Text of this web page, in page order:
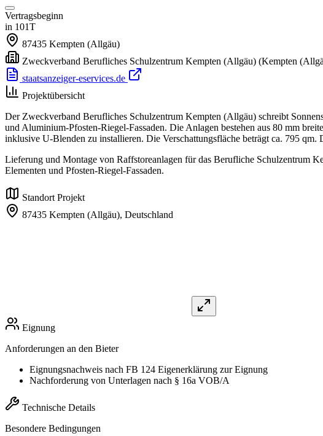
Vertragsbeginn
in 101T
87435 Kempten (Allgäu)
Zweckverband Berufliches Schulzentrum Kempten (Allgäu) (Kempten
staatsanzeiger-eservices.de
Projektübersicht
Der Zweckverband Berufliches Schulzentrum Kempten (Allgäu) schreibt
und Aluminium-Pfosten-Riegel-Fassaden. Die Anlagen bestehen aus 80 mm
inklusive U-Blenden zu installieren. Die Verschattungsfläche beträgt ca. 795
Lieferung und Montage von Raffstoreanlagen für das Berufliche Schulzentrum
Elementen und Pfosten-Riegel-Fassaden.
Standort Projekt
87435 Kempten (Allgäu), Deutschland
Eignung
Anforderungen an den Bieter
Eignungsnachweis nach FB 124 Eigenerklärung zur Eignung
Nachforderung von Unterlagen nach § 16a VOB/A
Technische Details
Besondere Bedingungen